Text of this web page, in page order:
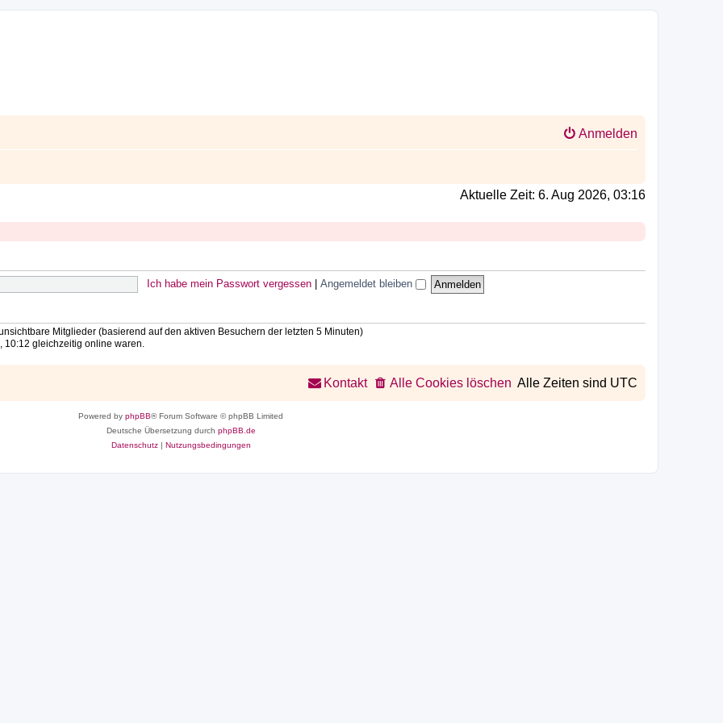
Anmelden
Aktuelle Zeit: 6. Aug 2026, 03:16
Ich habe mein Passwort vergessen Angemeldet bleiben
Mitglieder (basierend auf den aktiven Besuchern der letzten 5 Minuten)
10:12 gleichzeitig online waren.
Alle Zeiten sind UTC
Alle Cookies löschen
Kontakt
Powered by phpBB® Forum Software © phpBB Limited
Deutsche Übersetzung durch phpBB.de
Datenschutz| Nutzungsbedingungen